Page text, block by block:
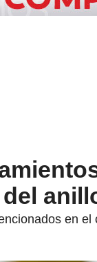
en el